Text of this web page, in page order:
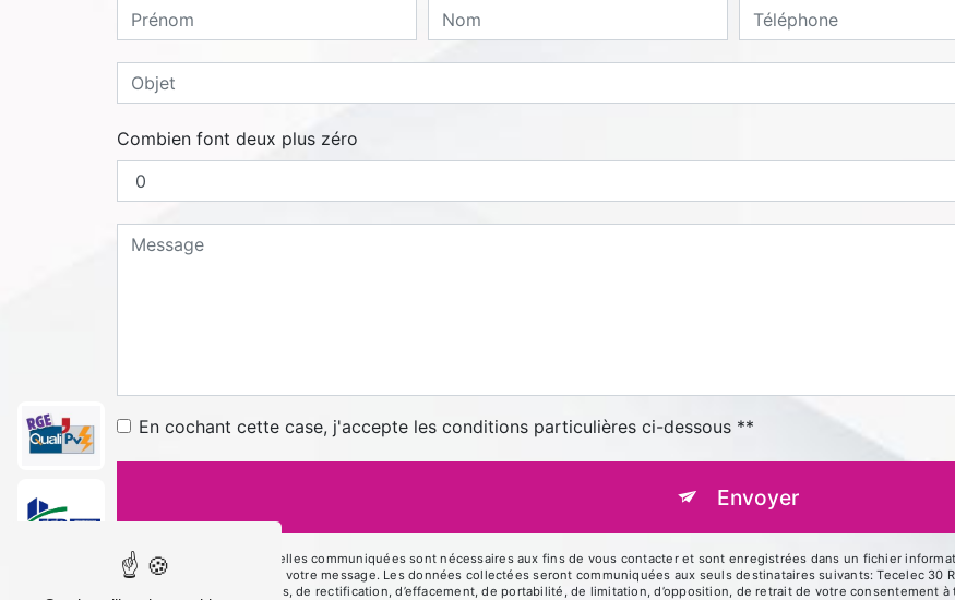
Combien font deux plus zéro
En cochant cette case, j'accepte les conditions particulières ci-dessous **
Envoyer
** Les données personnelles communiquées sont nécessaires aux fins de vous contacter et sont enregistrées dans un fichier
le seul but de répondre à votre message. Les données collectées seront communiquées aux seuls destinataires suivants: Tecelec 30
disposez de droits d’accès, de rectification, d’effacement, de portabilité, de limitation, d’opposition, de retrait de votre consentement